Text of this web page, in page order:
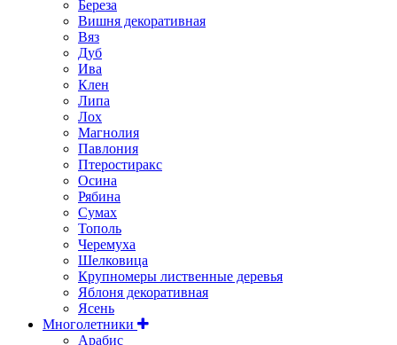
Береза
Вишня декоративная
Вяз
Дуб
Ива
Клен
Липа
Лох
Магнолия
Павлония
Птеростиракс
Осина
Рябина
Сумах
Тополь
Черемуха
Шелковица
Крупномеры лиственные деревья
Яблоня декоративная
Ясень
Многолетники
Арабис